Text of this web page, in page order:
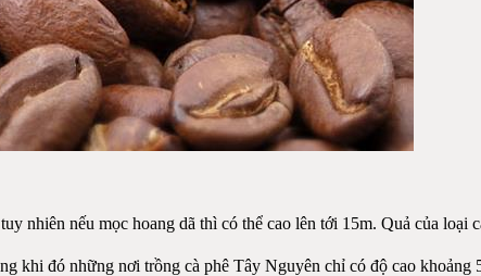
nhiên nếu mọc hoang dã thì có thể cao lên tới 15m. Quả của loại
khi đó những nơi trồng cà phê Tây Nguyên chỉ có độ cao